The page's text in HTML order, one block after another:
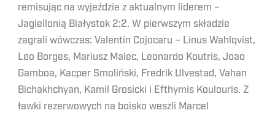
remisując na wyjeździe z aktualnym liderem –
Jagiellonią Białystok 2:2. W pierwszym składzie
zagrali wówczas: Valentin Cojocaru – Linus Wahlqvist,
Leo Borges, Mariusz Malec, Leonardo Koutris, Joao
Gamboa, Kacper Smoliński, Fredrik Ulvestad, Vahan
Bichakhchyan, Kamil Grosicki i Efthymis Koulouris. Z
ławki rezerwowych na boisko weszli Marcel